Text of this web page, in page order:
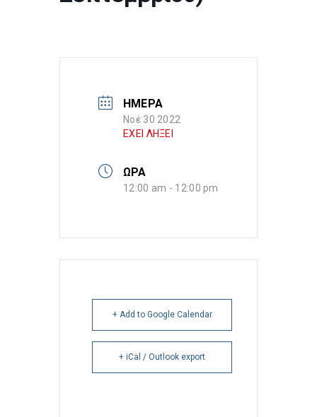
ΗΜΕΡΑ
Νοέ 30 2022
ΕΧΕΙ ΛΗΞΕΙ
ΩΡΑ
12:00 am - 12:00 pm
+ Add to Google Calendar
+ iCal / Outlook export